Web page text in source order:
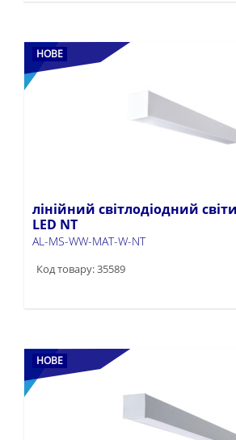
НОВЕ
лінійний світлодіодний
LED NT
AL-MS-WW-MAT-W-NT
Код товару: 35589
НОВЕ